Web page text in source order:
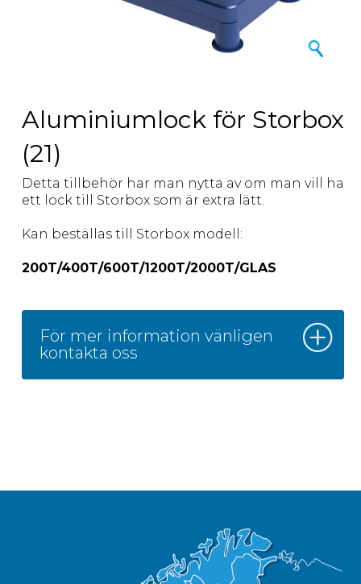
Aluminiumlock för Storbox
(21)
Detta tillbehör har man nytta av om man vill ha
ett lock till Storbox som är extra lätt.
Kan beställas till Storbox modell:
200T/400T/600T/1200T/2000T/GLAS
För mer information vänligen
kontakta oss